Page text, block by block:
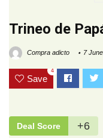
Trineo de
Compra adicto 7
Save
4
Deal Score +6